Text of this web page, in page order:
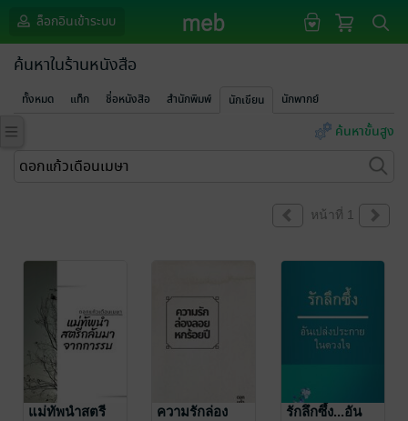
ล็อกอินเข้าระบบ
ค้นหาในร้านหนังสือ
ทั้งหมด แท็ก ชื่อหนังสือ สำนักพิมพ์ นักเขียน นักพากย์
ค้นหาขั้นสูง
หน้าที่ 1
แม่ทัพนำสตรี
ความรักล่อง
รักลึกซึ้ง...อัน